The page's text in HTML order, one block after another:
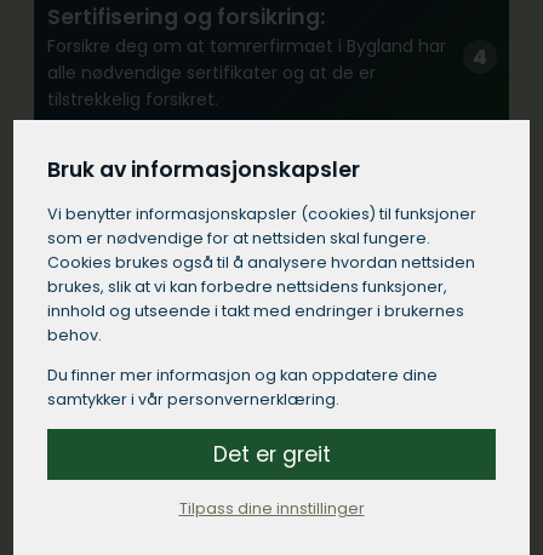
Sertifisering og forsikring:
Forsikre deg om at tømrerfirmaet i Bygland har
alle nødvendige sertifikater og at de er
tilstrekkelig forsikret.
Se etter et tømrerfirma med erfaring fra
lignende prosjekter i Bygland.
Kommunikasjon:
kommuniserer tydelig og responderer raskt på
dine henvendelser.
Kontrakt:
Bruk av informasjonskapsler
Vi benytter informasjons­kapsler (cookies) til funksjoner
som er nødvendige for at nettsiden skal fungere.
Cookies brukes også til å analysere hvordan nettsiden
brukes, slik at vi kan forbedre nettsidens funksjoner,
innhold og utseende i takt med endringer i brukernes
behov.
Du finner mer informasjon og kan oppdatere dine
samtykker i vår personvernerklæring.
Det er greit
Tilpass dine innstillinger